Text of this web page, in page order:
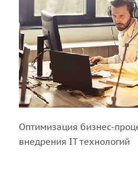
Оптимизация бизнес-
внедрения IT технологий